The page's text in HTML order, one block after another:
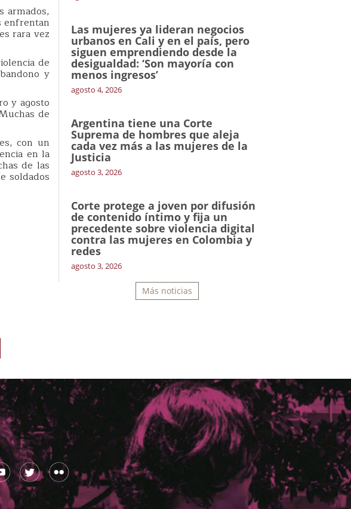
armados,
enfrentan
rara vez
de
y
y agosto
de
con un
en la
de las
soldados
Las mujeres ya lideran negocios
urbanos en Cali y en el país, pero
siguen emprendiendo desde la
desigualdad: ‘Son mayoría con
menos ingresos’
agosto 4, 2026
Argentina tiene una Corte
Suprema de hombres que aleja
cada vez más a las mujeres de la
Justicia
agosto 3, 2026
Corte protege a joven por difusión
de contenido íntimo y fija un
precedente sobre violencia digital
contra las mujeres en Colombia y
redes
agosto 3, 2026
Más noticias